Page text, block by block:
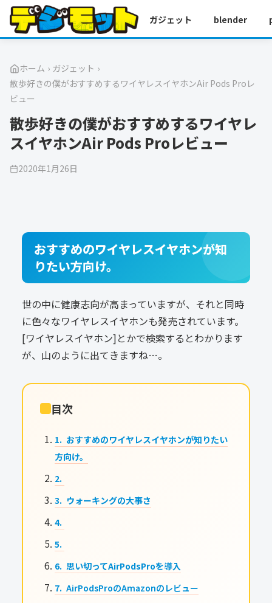
ガジェット blender
ホーム › ガジェット ›
散歩好きの僕がおすすめするワイヤレスイヤホンAir Pods Proレ
ビュー
散歩好きの僕がおすすめするワイヤレ
スイヤホンAir Pods Proレビュー
2020年1月26日
おすすめのワイヤレスイヤホンが知
りたい方向け。
世の中に健康志向が高まっていますが、それと同時
に色々なワイヤレスイヤホンも発売されています。
[ワイヤレスイヤホン]とかで検索するとわかります
が、山のように出てきますね…。
目次
おすすめのワイヤレスイヤホンが知りたい
方向け。
ウォーキングの大事さ
思い切ってAirPodsProを導入
AirPodsProのAmazonのレビュー